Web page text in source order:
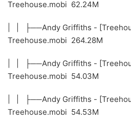
Treehouse.mobi 62.24M
| | ├──Andy Griffiths -
Treehouse.mobi 264.28M
| | ├──Andy Griffiths -
Treehouse.mobi 54.03M
| | ├──Andy Griffiths -
Treehouse.mobi 54.53M